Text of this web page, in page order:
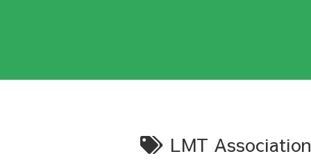
LMT Association